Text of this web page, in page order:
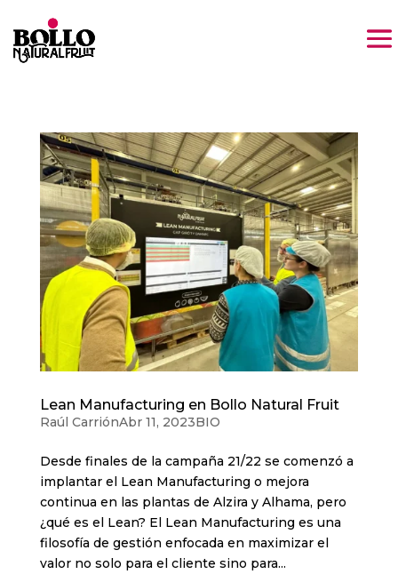
Lean Manufacturing en Bollo Natural Fruit
Raúl CarriónAbr 11, 2023BIO
Desde finales de la campaña 21/22 se comenzó a
implantar el Lean Manufacturing o mejora
continua en las plantas de Alzira y Alhama, pero
¿qué es el Lean? El Lean Manufacturing es una
filosofía de gestión enfocada en maximizar el
valor no solo para el cliente sino para...